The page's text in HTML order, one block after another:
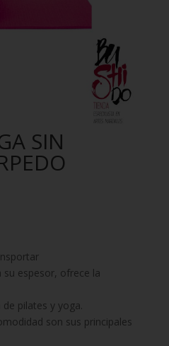
SIN
su espesor, ofrece la
pilates y yoga.
son sus principales